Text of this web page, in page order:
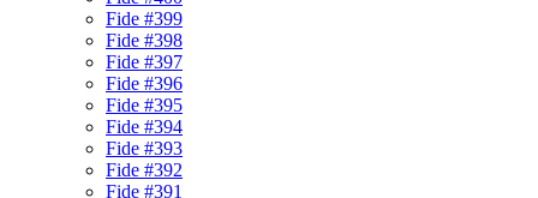
Fide #399
Fide #398
Fide #397
Fide #396
Fide #395
Fide #394
Fide #393
Fide #392
Fide #391